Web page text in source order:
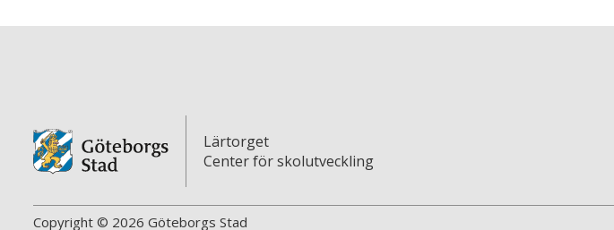
Lärtorget
Center för skolutveckling
Copyright © 2026 Göteborgs Stad